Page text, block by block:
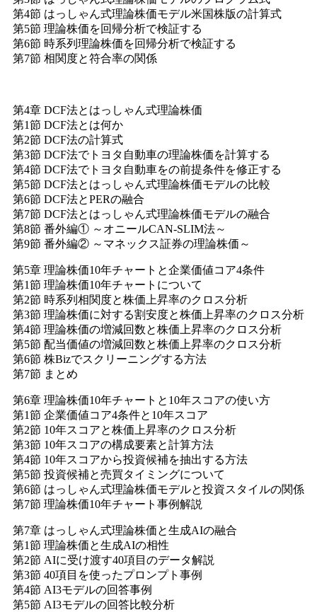
第4節 はっしゃん式理論株価モデル米国株版の計算式
第5節 理論株価を回帰分析で検証する
第6節 時系列理論株価を回帰分析で検証する
第7節 相関度と符合率の関係
第4章 DCF法とはっしゃん式理論株価
第1節 DCF法とは何か
第2節 DCF法の計算式
第3節 DCF法でトヨタ自動車の理論株価を計算する
第4節 DCF法でトヨタ自動車をの前提条件を修正する
第5節 DCF法とはっしゃん式理論株価モデルの比較
第6節 DCF法とPERの融合
第7節 DCF法とはっしゃん式理論株価モデルの融合
第8節 番外編① ～オニールCAN-SLIM法～
第9節 番外編② ～マネックス証券の理論株価～
第5章 理論株価10年チャートと企業価値コア4条件
第1節 理論株価10年チャートについて
第2節 時系列相関度と株価上昇率のクロス分析
第3節 理論株価に対する割安度と株価上昇率のクロス分析
第4節 理論株価の増減回数と株価上昇率のクロス分析
第5節 配当価値の増減回数と株価上昇率のクロス分析
第6節 株Bizでスクリーニングする方法
第7節 まとめ
第6章 理論株価10年チャートと10年スコアの使い方
第1節 企業価値コア4条件と10年スコア
第2節 10年スコアと株価上昇率のクロス分析
第3節 10年スコアの構成要素と計算方法
第4節 10年スコアから投資候補を抽出する方法
第5節 投資候補と売買タイミングについて
第6節 はっしゃん式理論株価モデルと投資スタイルの関係
第7節 理論株価10年チャート事例解説
第7章 はっしゃん式理論株価と生成AIの融合
第1節 理論株価と生成AIの相性
第2節 AIに受け渡す40項目のデータ解説
第3節 40項目を使ったプロンプト事例
第4節 AI3モデルの回答事例
第5節 AI3モデルの回答比較分析